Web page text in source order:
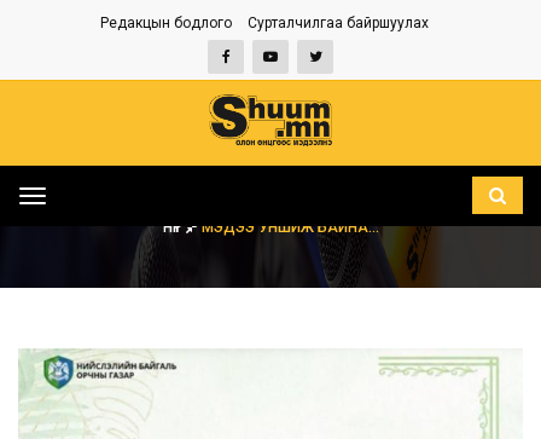
Редакцын бодлого Сурталчилгаа байршуулах
Toggle
НҮҮР МЭДЭЭ УНШИЖ БАЙНА...